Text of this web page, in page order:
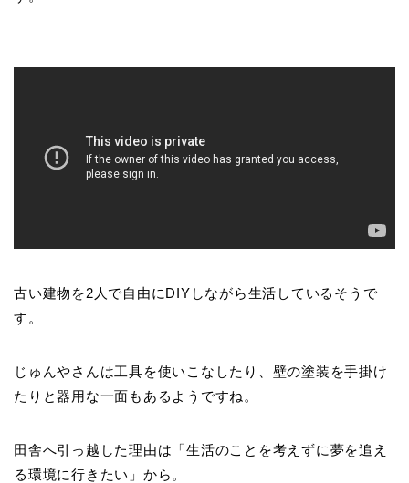
古い建物を2人で自由にDIYしながら生活しているそうで
す。
じゅんやさんは工具を使いこなしたり、壁の塗装を手掛け
たりと器用な一面もあるようですね。
田舎へ引っ越した理由は「生活のことを考えずに夢を追え
る環境に行きたい」から。